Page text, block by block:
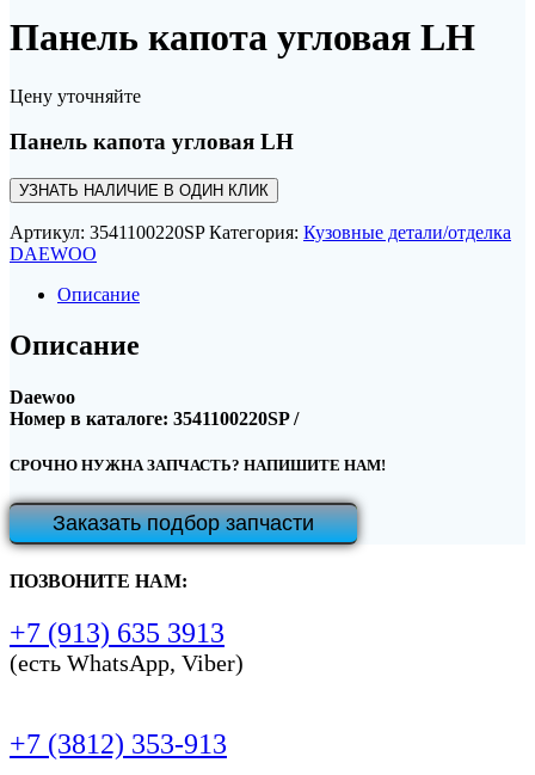
Панель капота угловая LH
Цену уточняйте
Панель капота угловая LH
УЗНАТЬ НАЛИЧИЕ В ОДИН КЛИК
Артикул: 3541100220SP Категория: Кузовные детали/отделка
DAEWOO
Описание
Описание
Daewoo
Номер в каталоге: 3541100220SP /
СРОЧНО НУЖНА ЗАПЧАСТЬ? НАПИШИТЕ НАМ!
Заказать подбор запчасти
ПОЗВОНИТЕ НАМ:
+7 (913) 635 3913
(есть WhatsApp, Viber)
+7 (3812) 353-913